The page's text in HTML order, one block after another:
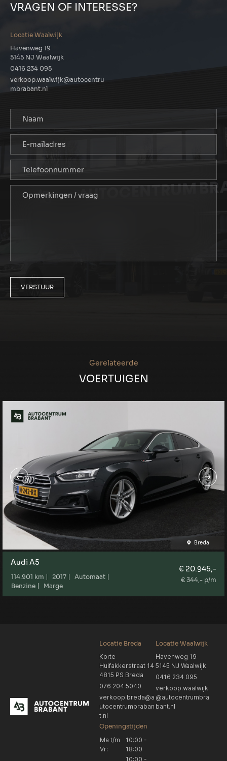
VRAGEN OF INTERESSE?
Locatie Waalwijk
Havenweg 19
5145 NJ Waalwijk
0416 234 095
verkoop.waalwijk@autocentru
mbrabant.nl
VERSTUUR
Gerelateerde
VOERTUIGEN
Breda
Audi A5
114.901 km 2017
Automaat
Benzine
Marge
€ 20.945,-
€ 344,- p/m
Locatie Breda
Korte
Huifakkerstraat 14
4815 PS Breda
076 204 5040
verkoop.breda@a
utocentrumbraban
t.nl
Locatie Waalwijk
Havenweg 19
5145 NJ Waalwijk
0416 234 095
verkoop.waalwijk
@autocentrumbra
bant.nl
Openingstijden
Ma t/m
Vr:
10:00 -
18:00
10:00 -